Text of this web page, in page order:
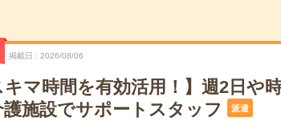
掲載日 2026/08/06
キマ時間を有効活用！】週2日や
護施設でサポートスタッフ
派遣